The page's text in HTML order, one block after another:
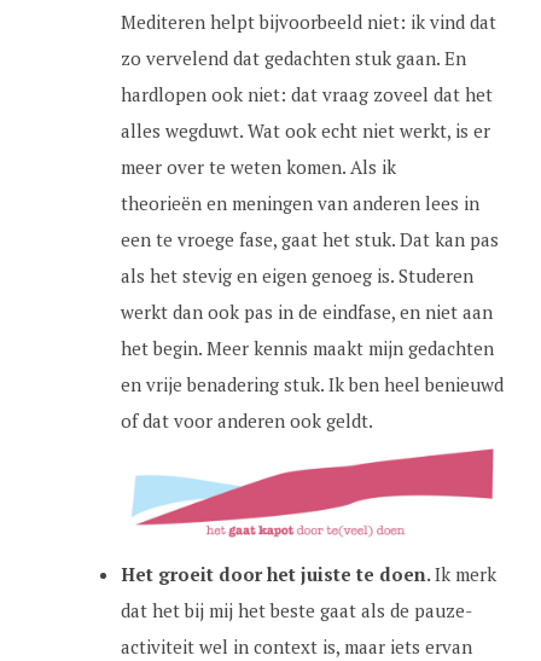
Mediteren helpt bijvoorbeeld niet: ik vind dat
zo vervelend dat gedachten stuk gaan. En
hardlopen ook niet: dat vraag zoveel dat het
alles wegduwt. Wat ook echt niet werkt, is er
meer over te weten komen. Als ik
theorieën en meningen van anderen lees in
een te vroege fase, gaat het stuk. Dat kan pas
als het stevig en eigen genoeg is. Studeren
werkt dan ook pas in de eindfase, en niet aan
het begin. Meer kennis maakt mijn gedachten
en vrije benadering stuk. Ik ben heel benieuwd
of dat voor anderen ook geldt.
Het groeit door het juiste te doen.Ik merk
dat het bij mij het beste gaat als de pauze-
activiteit wel in context is, maar iets ervan